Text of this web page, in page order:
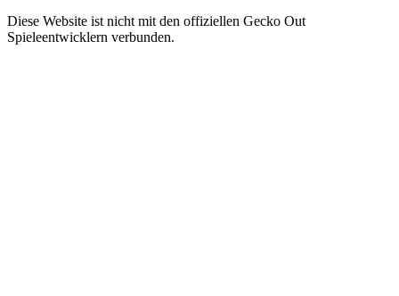
Diese Website ist nicht mit den offiziellen Gecko Out
Spieleentwicklern verbunden.